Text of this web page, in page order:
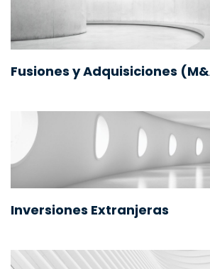
Fusiones y Adquisiciones
Inversiones Extranjeras